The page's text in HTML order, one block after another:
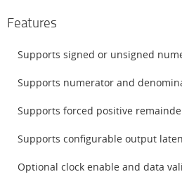
Features
Supports signed or unsigned
Supports numerator and
Supports forced positive
Supports configurable output
Optional clock enable and data